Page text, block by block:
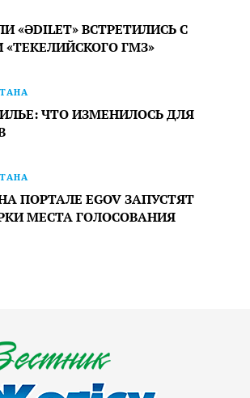
«ӘDILET» ВСТРЕТИЛИСЬ С
ГМЗ»
ЧТО ИЗМЕНИЛОСЬ ДЛЯ
ПОРТАЛЕ EGOV ЗАПУСТЯТ
МЕСТА ГОЛОСОВАНИЯ